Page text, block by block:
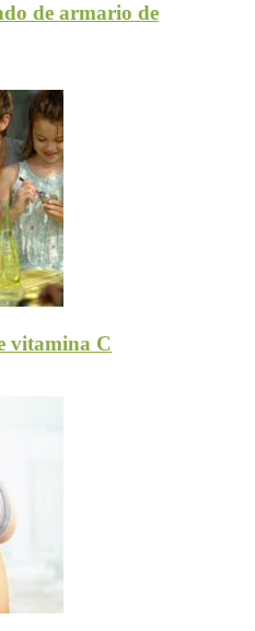
de armario de
vitamina C